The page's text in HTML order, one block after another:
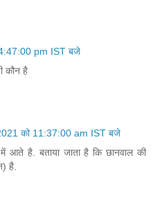
4:47:00 pm IST बजे
कौन है
को 11:37:00 am IST बजे
आते है. बताया जाता है कि छानवाल की
है.